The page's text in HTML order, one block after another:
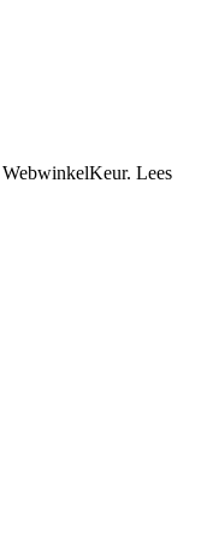
WebwinkelKeur. Lees